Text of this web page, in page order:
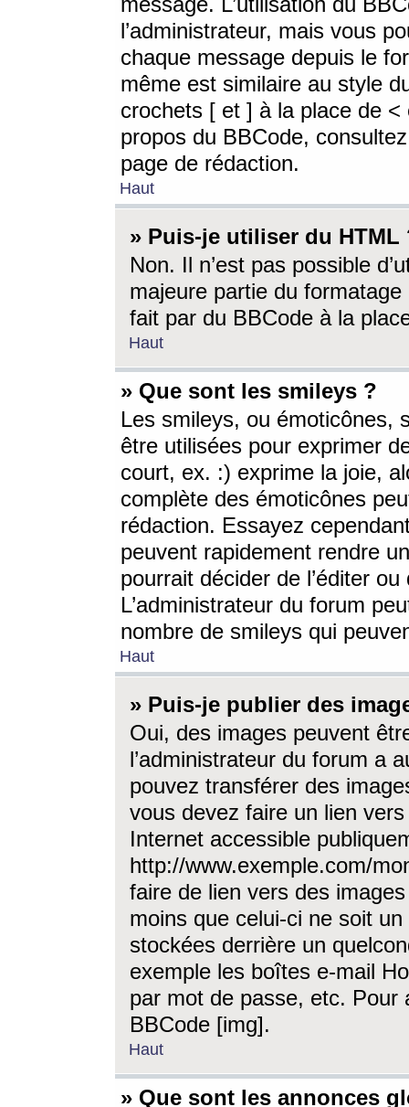
l’administrateur, mais vous
chaque message depuis le
même est similaire au style
crochets [ et ] à la place de <
propos du BBCode,
page de rédaction.
Haut
» Puis-je utiliser du HTML
Non. Il n’est pas possible
majeure partie du
fait par du BBCode à la
Haut
» Que sont les smileys ?
Les smileys, ou émoticônes,
être utilisées pour exprimer
court, ex. :) exprime la joie,
complète des émoticônes
rédaction. Essayez
peuvent rapidement rendre
pourrait décider de l’éditer
L’administrateur du forum
nombre de smileys qui
Haut
» Puis-je publier des
Oui, des images peuvent
l’administrateur du forum a
pouvez transférer des
vous devez faire un lien
Internet accessible
http://www.exemple.com/
faire de lien vers des
moins que celui-ci ne soit
stockées derrière un
exemple les boîtes e-mail
par mot de passe, etc. Pour
BBCode [img].
Haut
» Que sont les annonces